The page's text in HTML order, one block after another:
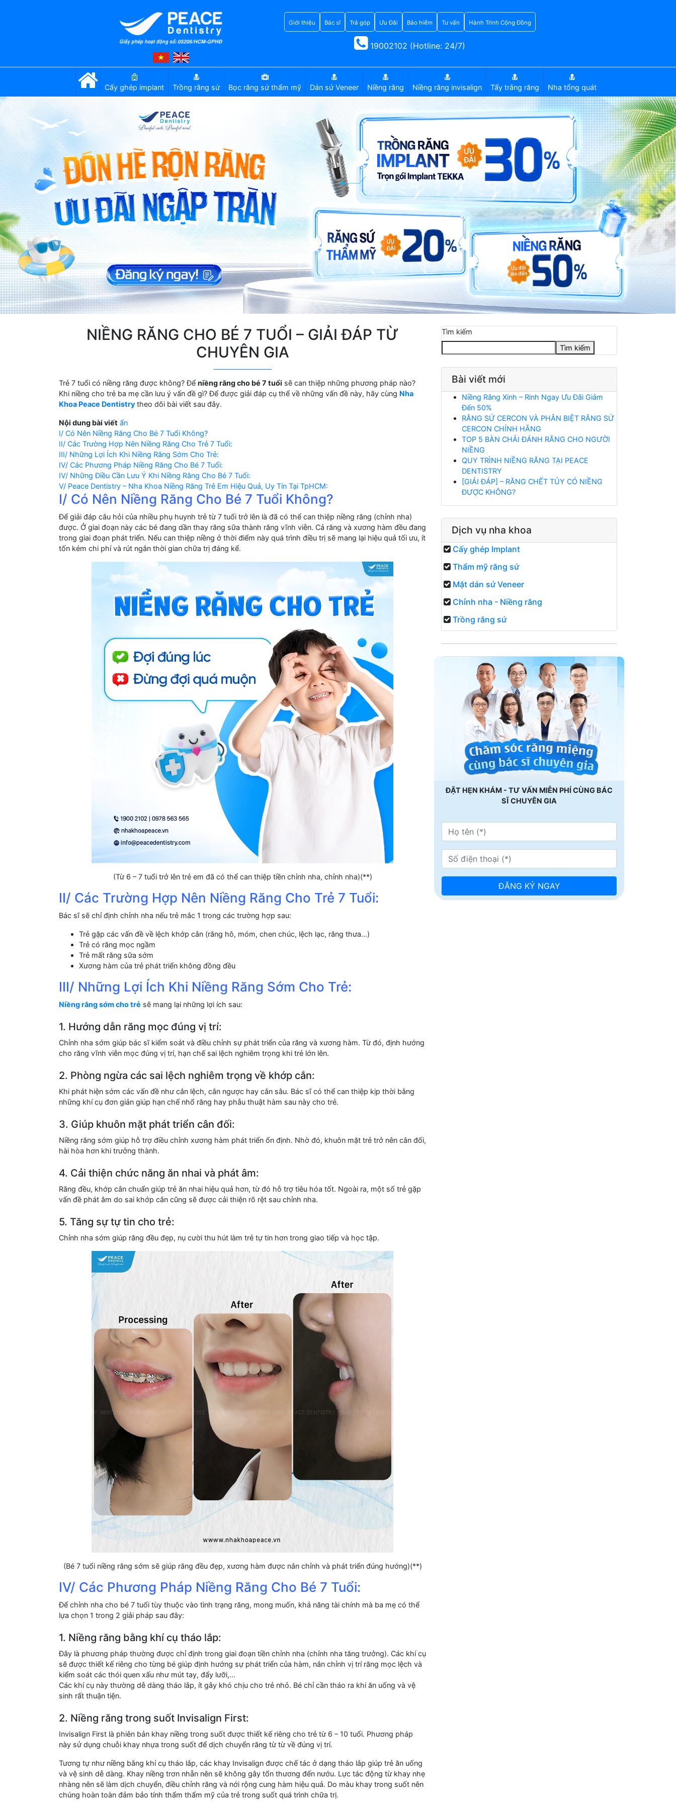
Giới thiệu Bác sĩ Trả góp Ưu Đãi Bảo hiểm Tư vấn Hành Trình Cộng Đồng
19002102 (Hotline: 24/7)
Cấy ghép implant Trồng răng sứ Bọc răng sứ thẩm mỹ Dán sứ Veneer Niềng răng Niềng răng invisalign Tẩy trắng răng Nha tổng quát
NIỀNG RĂNG CHO BÉ 7 TUỔI – GIẢI ĐÁP TỪ
CHUYÊN GIA
Trẻ 7 tuổi có niềng răng được không? Để niềng răng cho bé 7 tuổi sẽ can thiệp những phương pháp nào?
Khi niềng cho trẻ ba mẹ cần lưu ý vấn đề gì? Để được giải đáp cụ thể về những vấn đề này, hãy cùng Nha
Khoa Peace Dentistry theo dõi bài viết sau đây.
Nội dung bài viết ẩn
I/ Có Nên Niềng Răng Cho Bé 7 Tuổi Không?
II/ Các Trường Hợp Nên Niềng Răng Cho Trẻ 7 Tuổi:
III/ Những Lợi Ích Khi Niềng Răng Sớm Cho Trẻ:
IV/ Các Phương Pháp Niềng Răng Cho Bé 7 Tuổi:
IV/ Những Điều Cần Lưu Ý Khi Niềng Răng Cho Bé 7 Tuổi:
V/ Peace Dentistry – Nha Khoa Niềng Răng Trẻ Em Hiệu Quả, Uy Tín Tại TpHCM:
I/ Có Nên Niềng Răng Cho Bé 7 Tuổi Không?
Để giải đáp câu hỏi của nhiều phụ huynh trẻ từ 7 tuổi trở lên là đã có thể can thiệp niềng răng (chỉnh nha)
được. Ở giai đoạn này các bé đang dần thay răng sữa thành răng vĩnh viễn. Cả răng và xương hàm đều đang
trong giai đoạn phát triển. Nếu can thiệp niềng ở thời điểm này quá trình điều trị sẽ mang lại hiệu quả tối ưu, ít
tốn kém chi phí và rút ngắn thời gian chữa trị đáng kể.
(Từ 6 – 7 tuổi trở lên trẻ em đã có thể can thiệp tiền chỉnh nha, chỉnh nha)(**)
II/ Các Trường Hợp Nên Niềng Răng Cho Trẻ 7 Tuổi:
Bác sĩ sẽ chỉ định chỉnh nha nếu trẻ mắc 1 trong các trường hợp sau:
Trẻ gặp các vấn đề về lệch khớp cắn (răng hô, móm, chen chúc, lệch lạc, răng thưa…)
Trẻ có răng mọc ngầm
Trẻ mất răng sữa sớm
Xương hàm của trẻ phát triển không đồng đều
III/ Những Lợi Ích Khi Niềng Răng Sớm Cho Trẻ:
Niềng răng sớm cho trẻ sẽ mang lại những lợi ích sau:
1. Hướng dẫn răng mọc đúng vị trí:
Chỉnh nha sớm giúp bác sĩ kiểm soát và điều chỉnh sự phát triển của răng và xương hàm. Từ đó, định hướng
cho răng vĩnh viễn mọc đúng vị trí, hạn chế sai lệch nghiêm trọng khi trẻ lớn lên.
2. Phòng ngừa các sai lệch nghiêm trọng về khớp cắn:
Khi phát hiện sớm các vấn đề như cắn lệch, cắn ngược hay cắn sâu. Bác sĩ có thể can thiệp kịp thời bằng
những khí cụ đơn giản giúp hạn chế nhổ răng hay phẫu thuật hàm sau này cho trẻ.
3. Giúp khuôn mặt phát triển cân đối:
Niềng răng sớm giúp hỗ trợ điều chỉnh xương hàm phát triển ổn định. Nhờ đó, khuôn mặt trẻ trở nên cân đối,
hài hòa hơn khi trưởng thành.
4. Cải thiện chức năng ăn nhai và phát âm:
Răng đều, khớp cắn chuẩn giúp trẻ ăn nhai hiệu quả hơn, từ đó hỗ trợ tiêu hóa tốt. Ngoài ra, một số trẻ gặp
vấn đề phát âm do sai khớp cắn cũng sẽ được cải thiện rõ rệt sau chỉnh nha.
5. Tăng sự tự tin cho trẻ:
Chỉnh nha sớm giúp răng đều đẹp, nụ cười thu hút làm trẻ tự tin hơn trong giao tiếp và học tập.
(Bé 7 tuổi niềng răng sớm sẽ giúp răng đều đẹp, xương hàm được nắn chỉnh và phát triển đúng hướng)(**)
IV/ Các Phương Pháp Niềng Răng Cho Bé 7 Tuổi:
Để chỉnh nha cho bé 7 tuổi tùy thuộc vào tình trạng răng, mong muốn, khả năng tài chính mà ba mẹ có thể
lựa chọn 1 trong 2 giải pháp sau đây:
1. Niềng răng bằng khí cụ tháo lắp:
Đây là phương pháp thường được chỉ định trong giai đoạn tiền chỉnh nha (chỉnh nha tăng trưởng). Các khí cụ
sẽ được thiết kế riêng cho từng bé giúp định hướng sự phát triển của hàm, nắn chỉnh vị trí răng mọc lệch và
kiểm soát các thói quen xấu như mút tay, đẩy lưỡi,…
Các khí cụ này thường dễ dàng tháo lắp, ít gây khó chịu cho trẻ nhỏ. Bé chỉ cần tháo ra khi ăn uống và vệ
sinh rất thuận tiện.
2. Niềng răng trong suốt Invisalign First:
Invisalign First là phiên bản khay niềng trong suốt được thiết kế riêng cho trẻ từ 6 – 10 tuổi. Phương pháp
này sử dụng chuỗi khay nhựa trong suốt để dịch chuyển răng từ từ về đúng vị trí.
Tương tự như niềng bằng khí cụ tháo lắp, các khay Invisalign được chế tác ở dạng tháo lắp giúp trẻ ăn uống
và vệ sinh dễ dàng. Khay niềng trơn nhẵn nên sẽ không gây tổn thương đến nướu. Lực tác động từ khay nhẹ
nhàng nên sẽ làm dịch chuyển, điều chỉnh răng và nới rộng cung hàm hiệu quả. Do màu khay trong suốt nên
chúng hoàn toàn đảm bảo tính thẩm thẩm mỹ của trẻ trong suốt quá trình chữa trị.
Tìm kiếm
Tìm kiếm
Bài viết mới
Niềng Răng Xinh – Rinh Ngay Ưu Đãi Giảm
Đến 50%
RĂNG SỨ CERCON VÀ PHÂN BIỆT RĂNG SỨ
CERCON CHÍNH HÃNG
TOP 5 BÀN CHẢI ĐÁNH RĂNG CHO NGƯỜI
NIỀNG
QUY TRÌNH NIỀNG RĂNG TẠI PEACE
DENTISTRY
[GIẢI ĐÁP] – RĂNG CHẾT TỦY CÓ NIỀNG
ĐƯỢC KHÔNG?
Dịch vụ nha khoa
Cấy ghép Implant
Thẩm mỹ răng sứ
Mặt dán sứ Veneer
Chỉnh nha - Niềng răng
Trồng răng sứ
ĐẶT HẸN KHÁM - TƯ VẤN MIỄN PHÍ CÙNG BÁC
SĨ CHUYÊN GIA